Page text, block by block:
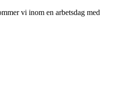
vi inom en arbetsdag med